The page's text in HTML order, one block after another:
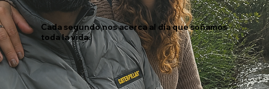
Cada segundo nos acerca al día que soñamos
toda la vida.